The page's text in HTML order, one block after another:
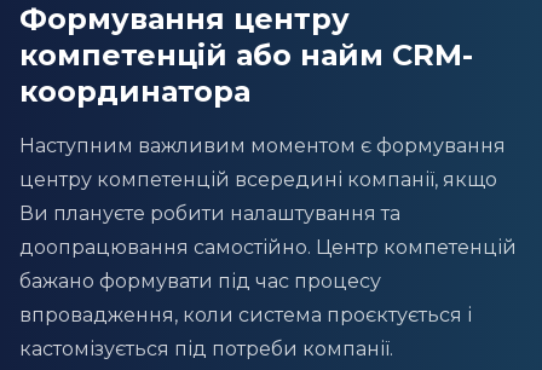
Формування центру
компетенцій або найм CRM-
координатора
Наступним важливим моментом є формування
центру компетенцій всередині компанії, якщо
Ви плануєте робити налаштування та
доопрацювання самостійно. Центр компетенцій
бажано формувати під час процесу
впровадження, коли система проєктується і
кастомізується під потреби компанії.